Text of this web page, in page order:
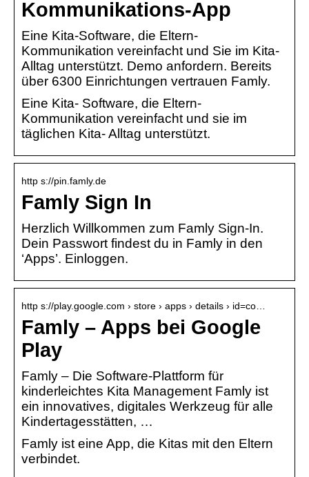
Kommunikations-App
Eine Kita-Software, die Eltern-
Kommunikation vereinfacht und Sie im Kita-
Alltag unterstützt. Demo anfordern. Bereits
über 6300 Einrichtungen vertrauen Famly.
Eine Kita- Software, die Eltern-
Kommunikation vereinfacht und sie im
täglichen Kita- Alltag unterstützt.
http s://pin.famly.de
Famly Sign In
Herzlich Willkommen zum Famly Sign-In.
Dein Passwort findest du in Famly in den
‘Apps’. Einloggen.
http s://play.google.com › store › apps › details › id=co…
Famly – Apps bei Google
Play
Famly – Die Software-Plattform für
kinderleichtes Kita Management Famly ist
ein innovatives, digitales Werkzeug für alle
Kindertagesstätten, …
Famly ist eine App, die Kitas mit den Eltern
verbindet.